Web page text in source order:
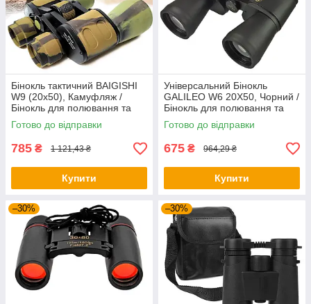
Бінокль тактичний BAIGISHI
W9 (20x50), Камуфляж /
Бінокль для полювання та
походів з чохлом
Готово до відправки
785 ₴ 1 121,43 ₴
Купити
Універсальний Бінокль
GALILEO W6 20X50, Чорний /
Бінокль для полювання та
риболовлі
Готово до відправки
675 ₴ 964,29 ₴
Купити
–30% –30%